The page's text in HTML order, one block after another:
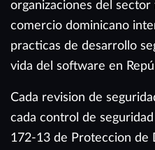
organizaciones del
comercio dominicano
practicas de desarrollo
vida del software en
Cada revision de
cada control de
172-13 de Proteccion de